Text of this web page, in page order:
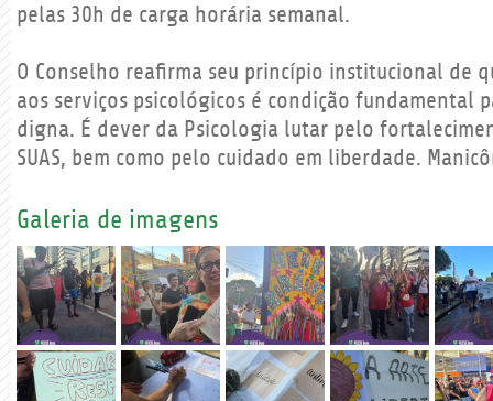
pelas 30h de carga horária semanal.
O Conselho reafirma seu princípio institucional de
aos serviços psicológicos é condição fundamental
digna. É dever da Psicologia lutar pelo
SUAS, bem como pelo cuidado em liberdade.
Galeria de imagens